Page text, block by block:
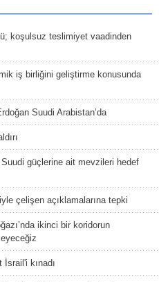
koşulsuz teslimiyet vaadinden
iş birliğini geliştirme konusunda
Suudi Arabistan’da
güçlerine ait mevzileri hedef
çelişen açıklamalarına tepki
ikinci bir koridorun
kınadı